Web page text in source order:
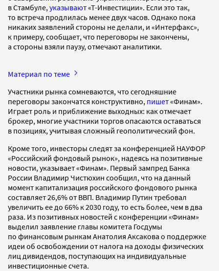
в Стамбуле, указывают«Т-Инвестиции». Если это так,
то встреча продлилась менее двух часов. Однако пока
никаких заявлений стороны не делали, и «Интерфакс»,
к примеру, сообщает, что переговоры не закончены,
а стороны взяли паузу, отмечают аналитики.
Материал по теме
Участники рынка сомневаются, что сегодняшние
переговоры закончатся конструктивно, пишет«Финам».
Играет роль и приближение выходных: как отмечает
брокер, многие участники торгов опасаются оставаться
в позициях, учитывая сложный геополитический фон.
Кроме того, инвесторы следят за конференцией НАУФОР
«Российский фондовый рынок», надеясь на позитивные
новости, указывает «Финам». Первый зампред Банка
России Владимир Чистюхин сообщил, что на данный
момент капитализация российского фондового рынка
составляет 26,6% от ВВП. Владимир Путин требовал
увеличить ее до 66% к 2030 году, то есть более, чем в два
раза. Из позитивных новостей с конференции «Финам»
выделил заявление главы комитета Госдумы
по финансовым рынкам Анатолия Аксакова о поддержке
идеи об освобождении от налога на доходы физических
лиц дивидендов, поступающих на индивидуальные
инвестиционные счета.